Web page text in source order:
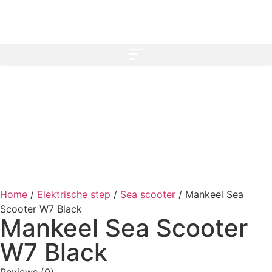
Home / Elektrische step / Sea scooter / Mankeel Sea
Scooter W7 Black
Mankeel Sea Scooter
W7 Black